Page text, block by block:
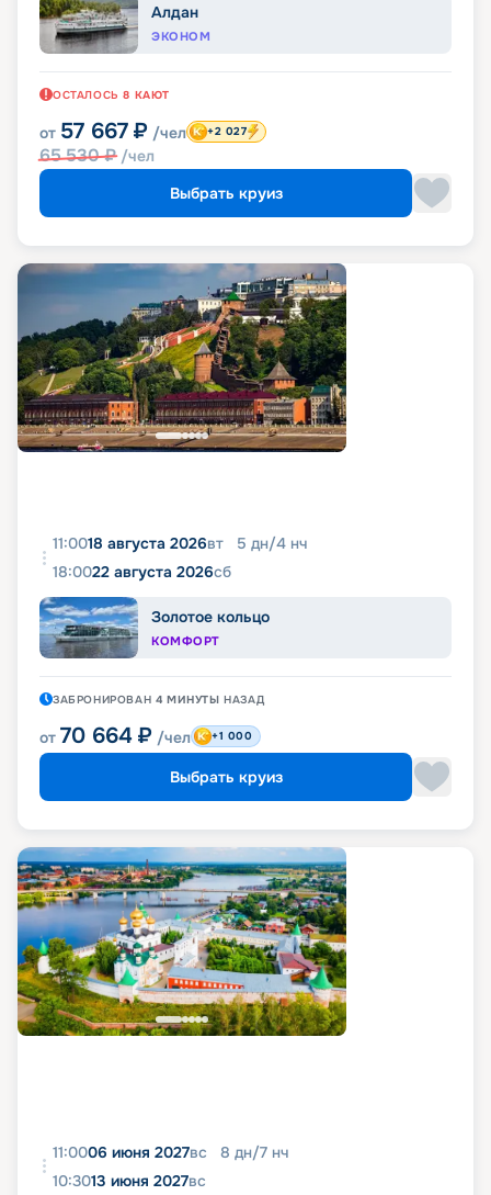
Алдан
ЭКОНОМ
ОСТАЛОСЬ 8 КАЮТ
от 57 667 ₽ /чел
65 530₽ /чел
+2 027
Выбрать круиз
11:0018 августа 2026вт 5 дн/4 нч
18:0022 августа 2026сб
Золотое кольцо
КОМФОРТ
ЗАБРОНИРОВАН 4 МИНУТЫ НАЗАД
от 70 664 ₽ /чел +1 000
Выбрать круиз
11:0006 июня 2027вс 8 дн/7 нч
10:3013 июня 2027вс